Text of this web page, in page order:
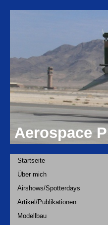
Aerospace
Startseite
Über mich
Airshows/Spotterdays
Artikel/Publikationen
Modellbau